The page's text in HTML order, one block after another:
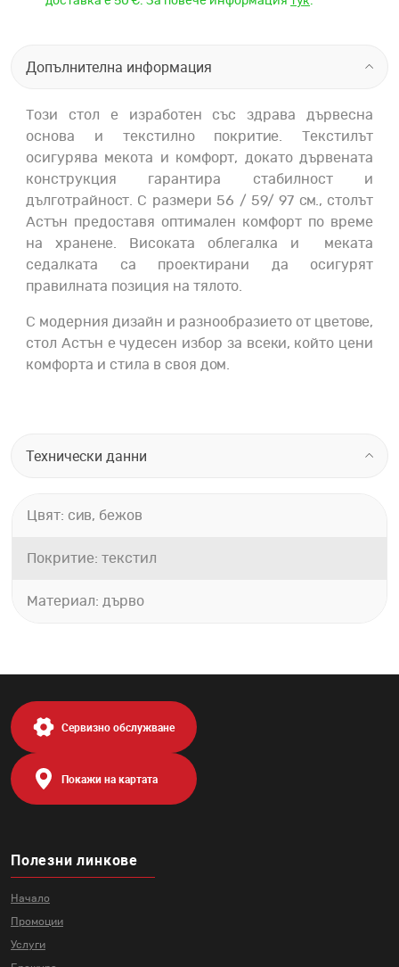
Допълнителна информация
Този стол е изработен със здрава дървесна
основа и текстилно покритие. Текстилът
осигурява мекота и комфорт, докато дървената
конструкция гарантира стабилност и
дълготрайност. С размери 56 / 59/ 97 см., столът
Астън предоставя оптимален комфорт по време
на хранене. Високата облегалка и меката
седалката са проектирани да осигурят
правилната позиция на тялото.
С модерния дизайн и разнообразието от цветове,
стол Астън е чудесен избор за всеки, който цени
комфорта и стила в своя дом.
Технически данни
Цвят: сив, бежов
Покритие: текстил
Материал: дърво
Полезни линкове
Начало
Промоции
Услуги
Сервизно обслужване
Покажи на картата